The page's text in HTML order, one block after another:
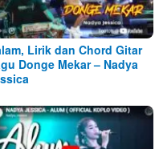
Lirik dan Chord Gitar
Donge Mekar – Nadya